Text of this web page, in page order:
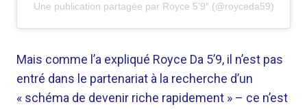
Une publication partagée par Royce 5’9″ (@royceda59)
Mais comme l’a expliqué Royce Da 5’9, il n’est pas
entré dans le partenariat à la recherche d’un
« schéma de devenir riche rapidement » – ce n’est